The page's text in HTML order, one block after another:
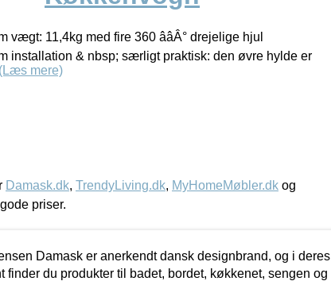
11,4kg med fire 360 ââÂ° drejelige hjul
installation & nbsp; særligt praktisk: den øvre hylde er
(Læs mere)
Damask.dk, TrendyLiving.dk, MyHomeMøbler.dk og
priser.
Damask er anerkendt dansk designbrand, og i deres
finder du produkter til badet, bordet, køkkenet, sengen og